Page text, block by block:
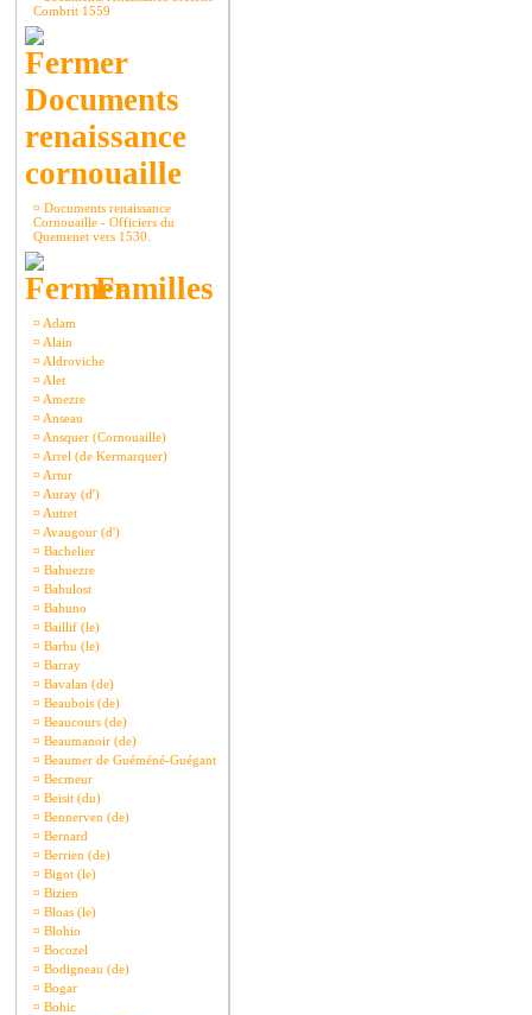
Combrit 1559
Documents
renaissance
cornouaille
¤ Documents renaissance
Cornouaille - Officiers du
Quemenet vers 1530.
Familles
¤ Adam
¤ Alain
¤ Aldroviche
¤ Alet
¤ Amezre
¤ Anseau
¤ Ansquer (Cornouaille)
¤ Arrel (de Kermarquer)
¤ Artur
¤ Auray (d')
¤ Autret
¤ Avaugour (d')
¤ Bachelier
¤ Bahuezre
¤ Bahulost
¤ Bahuno
¤ Baillif (le)
¤ Barbu (le)
¤ Barray
¤ Bavalan (de)
¤ Beaubois (de)
¤ Beaucours (de)
¤ Beaumanoir (de)
¤ Beaumer de Guéméné-Guégant
¤ Becmeur
¤ Beisit (du)
¤ Bennerven (de)
¤ Bernard
¤ Berrien (de)
¤ Bigot (le)
¤ Bizien
¤ Bloas (le)
¤ Blohio
¤ Bocozel
¤ Bodigneau (de)
¤ Bogar
¤ Bohic